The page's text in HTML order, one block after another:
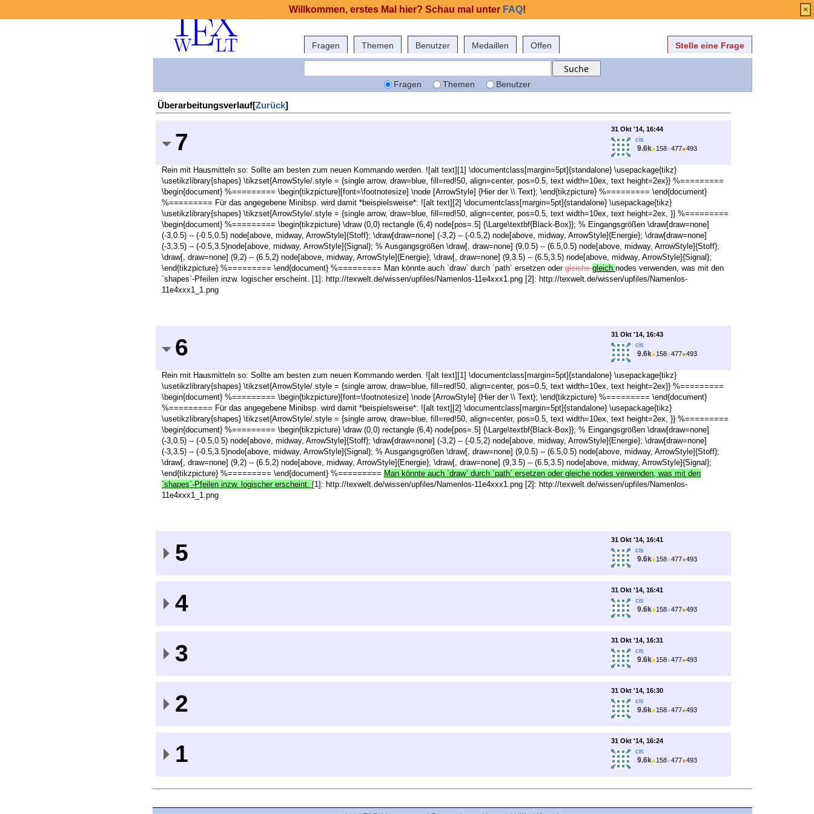
Fragen Themen Benutzer Medaillen Offen Stelle eine Frage
Fragen Themen Benutzer
Überarbeitungsverlauf[Zurück]
7
31 Okt '14, 16:44
cis
9.6k●158●477●493
Rein mit Hausmitteln so: Sollte am besten zum neuen Kommando werden. ![alt text][1] \documentclass[margin=5pt]{standalone} \usepackage{tikz}
\usetikzlibrary{shapes} \tikzset{ArrowStyle/.style = {single arrow, draw=blue, fill=red!50, align=center, pos=0.5, text width=10ex, text height=2ex}} %=========
\begin{document} %========= \begin{tikzpicture}[font=\footnotesize] \node [ArrowStyle] {Hier der \\ Text}; \end{tikzpicture} %========= \end{document}
%========= Für das angegebene Minibsp. wird damit *beispielsweise*: ![alt text][2] \documentclass[margin=5pt]{standalone} \usepackage{tikz}
\usetikzlibrary{shapes} \tikzset{ArrowStyle/.style = {single arrow, draw=blue, fill=red!50, align=center, pos=0.5, text width=10ex, text height=2ex, }} %=========
\begin{document} %========= \begin{tikzpicture} \draw (0,0) rectangle (6,4) node[pos=.5] {\Large\textbf{Black-Box}}; % Eingangsgrößen \draw[draw=none]
(-3,0.5) -- (-0.5,0.5) node[above, midway, ArrowStyle]{Stoff}; \draw[draw=none] (-3,2) -- (-0.5,2) node[above, midway, ArrowStyle]{Energie}; \draw[draw=none]
(-3,3.5) -- (-0.5,3.5)node[above, midway, ArrowStyle]{Signal}; % Ausgangsgrößen \draw[, draw=none] (9,0.5) -- (6.5,0.5) node[above, midway, ArrowStyle]{Stoff};
\draw[, draw=none] (9,2) -- (6.5,2) node[above, midway, ArrowStyle]{Energie}; \draw[, draw=none] (9,3.5) -- (6.5,3.5) node[above, midway, ArrowStyle]{Signal};
\end{tikzpicture} %========= \end{document} %========= Man könnte auch `draw` durch `path` ersetzen oder gleichegleich nodes verwenden, was mit den
`shapes`-Pfeilen inzw. logischer erscheint. [1]: http://texwelt.de/wissen/upfiles/Namenlos-11e4xxx1.png [2]: http://texwelt.de/wissen/upfiles/Namenlos-
11e4xxx1_1.png
6
31 Okt '14, 16:43
cis
9.6k●158●477●493
Rein mit Hausmitteln so: Sollte am besten zum neuen Kommando werden. ![alt text][1] \documentclass[margin=5pt]{standalone} \usepackage{tikz}
\usetikzlibrary{shapes} \tikzset{ArrowStyle/.style = {single arrow, draw=blue, fill=red!50, align=center, pos=0.5, text width=10ex, text height=2ex}} %=========
\begin{document} %========= \begin{tikzpicture}[font=\footnotesize] \node [ArrowStyle] {Hier der \\ Text}; \end{tikzpicture} %========= \end{document}
%========= Für das angegebene Minibsp. wird damit *beispielsweise*: ![alt text][2] \documentclass[margin=5pt]{standalone} \usepackage{tikz}
\usetikzlibrary{shapes} \tikzset{ArrowStyle/.style = {single arrow, draw=blue, fill=red!50, align=center, pos=0.5, text width=10ex, text height=2ex, }} %=========
\begin{document} %========= \begin{tikzpicture} \draw (0,0) rectangle (6,4) node[pos=.5] {\Large\textbf{Black-Box}}; % Eingangsgrößen \draw[draw=none]
(-3,0.5) -- (-0.5,0.5) node[above, midway, ArrowStyle]{Stoff}; \draw[draw=none] (-3,2) -- (-0.5,2) node[above, midway, ArrowStyle]{Energie}; \draw[draw=none]
(-3,3.5) -- (-0.5,3.5)node[above, midway, ArrowStyle]{Signal}; % Ausgangsgrößen \draw[, draw=none] (9,0.5) -- (6.5,0.5) node[above, midway, ArrowStyle]{Stoff};
\draw[, draw=none] (9,2) -- (6.5,2) node[above, midway, ArrowStyle]{Energie}; \draw[, draw=none] (9,3.5) -- (6.5,3.5) node[above, midway, ArrowStyle]{Signal};
\end{tikzpicture} %========= \end{document} %========= Man könnte auch `draw` durch `path` ersetzen oder gleiche nodes verwenden, was mit den
`shapes`-Pfeilen inzw. logischer erscheint. [1]: http://texwelt.de/wissen/upfiles/Namenlos-11e4xxx1.png [2]: http://texwelt.de/wissen/upfiles/Namenlos-
11e4xxx1_1.png
5
31 Okt '14, 16:41
cis
9.6k●158●477●493
4
31 Okt '14, 16:41
cis
9.6k●158●477●493
3
31 Okt '14, 16:31
cis
9.6k●158●477●493
2
31 Okt '14, 16:30
cis
9.6k●158●477●493
1
31 Okt '14, 16:24
cis
9.6k●158●477●493
Willkommen, erstes Mal hier? Schau mal unter FAQ! ×